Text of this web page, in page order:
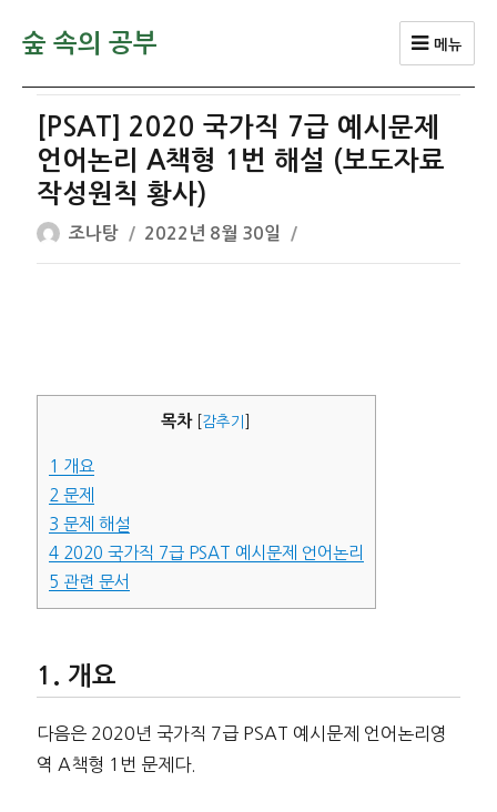
숲 속의 공부 메뉴
[PSAT] 2020 국가직 7급 예시문제
언어논리 A책형 1번 해설 (보도자료
작성원칙 황사)
글
쓴
조나탕
작
성
2022년 8월 30일
목차 감추기
1 개요
2 문제
3 문제 해설
42020 국가직 7급 PSAT 예시문제 언어논리
5 관련 문서
개요
다음은 2020년 국가직 7급 PSAT 예시문제 언어논리영
역 A책형 1번 문제다.